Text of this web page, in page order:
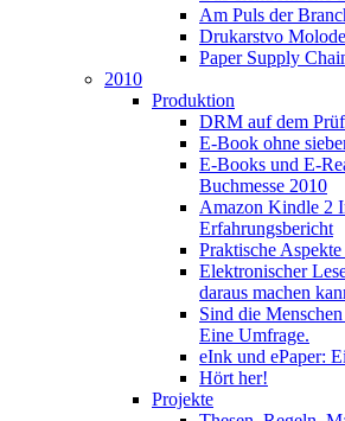
Am Puls der
Drukarstvo Molode
Paper Supply
2010
Produktion
DRM auf dem
E-Book ohne
E-Books und E-
Buchmesse 2010
Amazon Kindle 2
Erfahrungsbericht
Praktische
Elektronischer
daraus machen
Sind die
Eine Umfrage.
eInk und ePaper:
Hört her!
Projekte